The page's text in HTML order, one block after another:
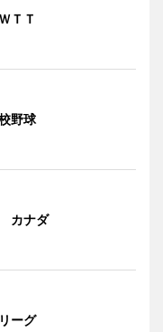
ＴＴ
野球
カナダ
ーグ